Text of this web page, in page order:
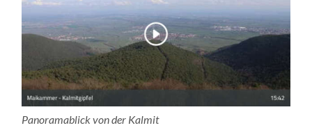
Panoramablick von der Kalmit